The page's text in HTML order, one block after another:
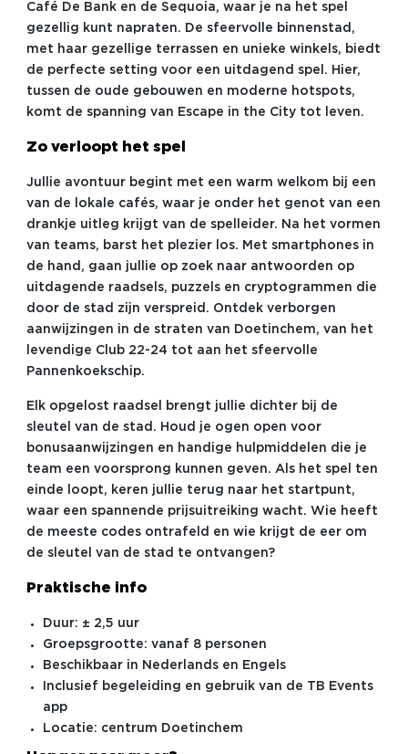
Café De Bank en de Sequoia, waar je na het spel
gezellig kunt napraten. De sfeervolle binnenstad,
met haar gezellige terrassen en unieke winkels, biedt
de perfecte setting voor een uitdagend spel. Hier,
tussen de oude gebouwen en moderne hotspots,
komt de spanning van Escape in the City tot leven.
Zo verloopt het spel
Jullie avontuur begint met een warm welkom bij een
van de lokale cafés, waar je onder het genot van een
drankje uitleg krijgt van de spelleider. Na het vormen
van teams, barst het plezier los. Met smartphones in
de hand, gaan jullie op zoek naar antwoorden op
uitdagende raadsels, puzzels en cryptogrammen die
door de stad zijn verspreid. Ontdek verborgen
aanwijzingen in de straten van Doetinchem, van het
levendige Club 22-24 tot aan het sfeervolle
Pannenkoekschip.
Elk opgelost raadsel brengt jullie dichter bij de
sleutel van de stad. Houd je ogen open voor
bonusaanwijzingen en handige hulpmiddelen die je
team een voorsprong kunnen geven. Als het spel ten
einde loopt, keren jullie terug naar het startpunt,
waar een spannende prijsuitreiking wacht. Wie heeft
de meeste codes ontrafeld en wie krijgt de eer om
de sleutel van de stad te ontvangen?
Praktische info
Duur: ± 2,5 uur
Groepsgrootte: vanaf 8 personen
Beschikbaar in Nederlands en Engels
Inclusief begeleiding en gebruik van de TB Events
app
Locatie: centrum Doetinchem